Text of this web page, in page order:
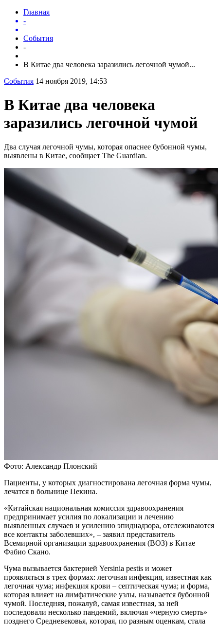
Главная
-
События
-
В Китае два человека заразились легочной чумой...
События 14 ноября 2019, 14:53
В Китае два человека
заразились легочной чумой
Два случая легочной чумы, которая опаснее бубонной чумы,
выявлены в Китае, сообщает The Guardian.
Фото: Александр Плонский
Пациенты, у которых диагностирована легочная форма чумы,
лечатся в больнице Пекина.
«Китайская национальная комиссия здравоохранения
предпринимает усилия по локализации и лечению
выявленных случаев и усилению эпиднадзора, отслеживаются
все контакты заболевших», – заявил представитель
Всемирной организации здравоохранения (ВОЗ) в Китае
Фабио Скано.
Чума вызывается бактерией Yersinia pestis и может
проявляться в трех формах: легочная инфекция, известная как
легочная чума; инфекция крови – септическая чума; и форма,
которая влияет на лимфатические узлы, называется бубонной
чумой. Последняя, пожалуй, самая известная, за ней
последовали несколько пандемий, включая «черную смерть»
позднего Средневековья, которая, по разным оценкам, стала